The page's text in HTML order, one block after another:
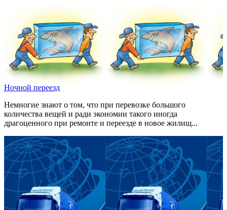
Ночной переезд
Немногие знают о том, что при перевозке большого
количества вещей и ради экономии такого иногда
драгоценного при ремонте и переезде в новое жилищ...